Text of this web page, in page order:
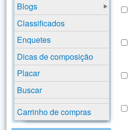
Blogs
Classificados
Enquetes
Dicas de composição
Placar
Buscar
Carrinho de compras